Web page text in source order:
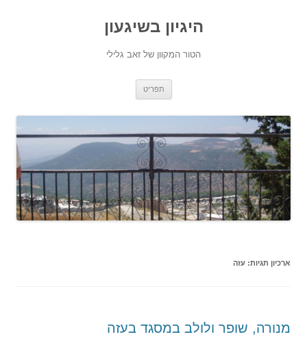
היגיון בשיגעון
הטור המקוון של זאב גלילי
תפריט
ארכיון תגיות: עזה
מנורה, שופר ולולב במסגד בעזה